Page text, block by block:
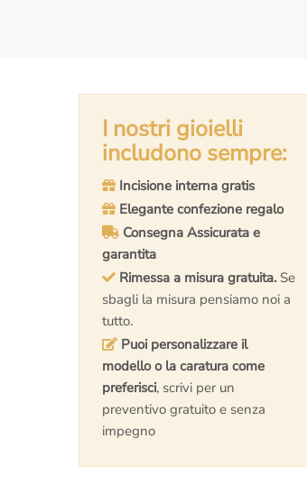
I nostri gioielli
includono sempre:
Incisione interna gratis
Elegante confezione regalo
Consegna Assicurata e
garantita
Rimessa a misura gratuita. Se
sbagli la misura pensiamo noi a
tutto.
Puoi personalizzare il
modello o la caratura come
preferisci, scrivi per un
preventivo gratuito e senza
impegno